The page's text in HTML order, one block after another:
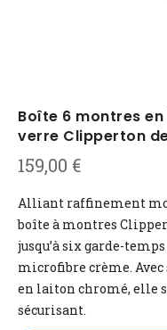
Boîte 6 montres
verre Clipperton
159,00 €
Alliant raffinement
boîte à montres
jusqu’à six garde-
microfibre crème.
en laiton chromé, elle
sécurisant.